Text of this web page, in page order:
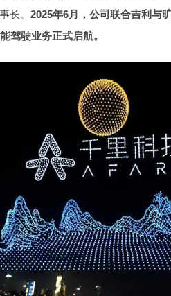
长。 2025年6月，公司联合吉利与
驾驶业务正式启航。